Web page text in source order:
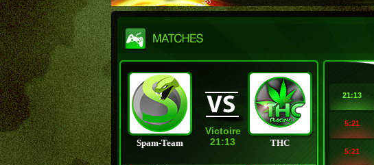
Spam-Team
Victoire
21:13
THC
21:13
5:21
5:21